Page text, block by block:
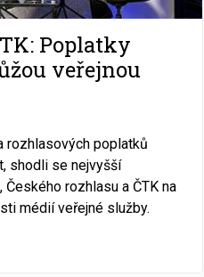
Poplatky
veřejnou
rozhlasových poplatků
shodli se nejvyšší
rozhlasu a ČTK na
médií veřejné služby.